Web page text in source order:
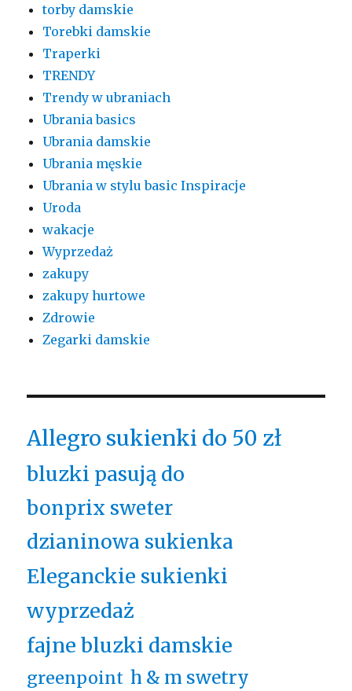
torby damskie
Torebki damskie
Traperki
TRENDY
Trendy w ubraniach
Ubrania basics
Ubrania damskie
Ubrania męskie
Ubrania w stylu basic Inspiracje
Uroda
wakacje
Wyprzedaż
zakupy
zakupy hurtowe
Zdrowie
Zegarki damskie
Allegro sukienki do 50 zł
bluzki pasują do
bonprix sweter
dzianinowa sukienka
Eleganckie sukienki
wyprzedaż
fajne bluzki damskie
greenpoint h & m swetry